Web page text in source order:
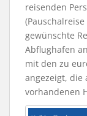
reisenden
gewünschte
Abflughafen
mit den zu
angezeigt, die
vorhandenen